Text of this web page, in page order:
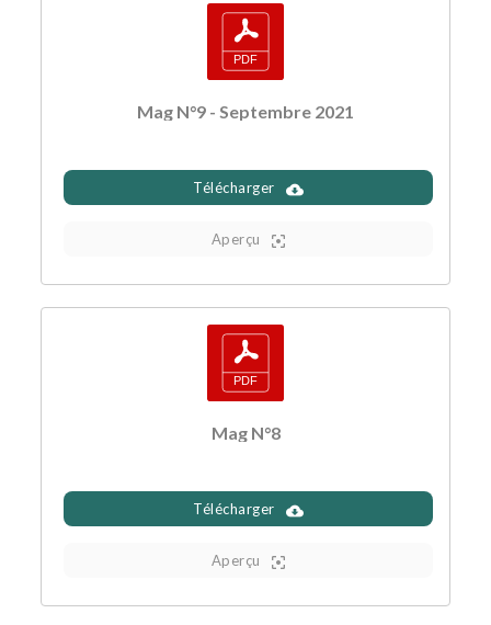
Mag N°9 - Septembre 2021
Télécharger
Aperçu
Mag N°8
Télécharger
Aperçu